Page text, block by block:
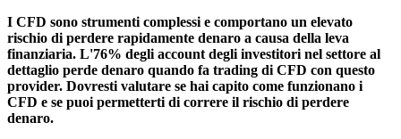
I CFD sono strumenti complessi e comportano un elevato
rischio di perdere rapidamente denaro a causa della leva
finanziaria. L'76% degli account degli investitori nel settore al
dettaglio perde denaro quando fa trading di CFD con questo
provider. Dovresti valutare se hai capito come funzionano i
CFD e se puoi permetterti di correre il rischio di perdere
denaro.